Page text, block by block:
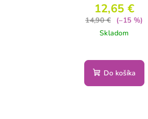
12,65 €
14,90 €
(–15 %)
Skladom
Do košíka